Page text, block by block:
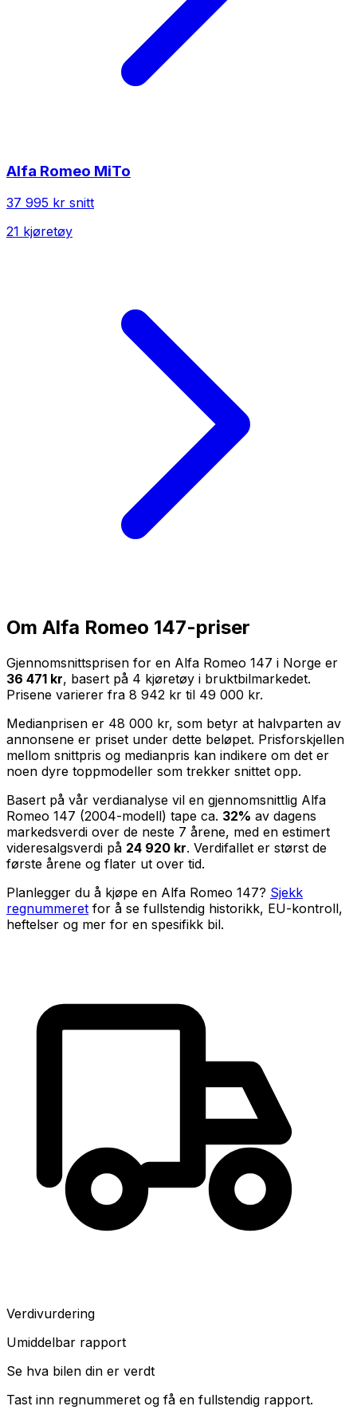
Alfa Romeo MiTo
37 995 kr snitt
21 kjøretøy
Om Alfa Romeo 147-priser
Gjennomsnittsprisen for en Alfa Romeo 147 i Norge er
36 471 kr, basert på 4 kjøretøy i bruktbilmarkedet.
Prisene varierer fra 8 942 kr til 49 000 kr.
Medianprisen er 48 000 kr, som betyr at halvparten av
annonsene er priset under dette beløpet. Prisforskjellen
mellom snittpris og medianpris kan indikere om det er
noen dyre toppmodeller som trekker snittet opp.
Basert på vår verdianalyse vil en gjennomsnittlig Alfa
Romeo 147 (2004-modell) tape ca. 32% av dagens
markedsverdi over de neste 7 årene, med en estimert
videresalgsverdi på 24 920 kr. Verdifallet er størst de
første årene og flater ut over tid.
Planlegger du å kjøpe en Alfa Romeo 147? Sjekk
regnummeret for å se fullstendig historikk, EU-kontroll,
heftelser og mer for en spesifikk bil.
Verdivurdering
Umiddelbar rapport
Se hva bilen din er verdt
Tast inn regnummeret og få en fullstendig rapport.